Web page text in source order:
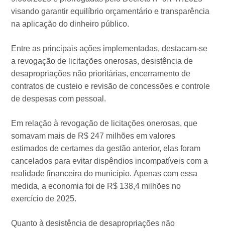
visando garantir equilíbrio orçamentário e transparência
na aplicação do dinheiro público.
Entre as principais ações implementadas, destacam-se
a revogação de licitações onerosas, desistência de
desapropriações não prioritárias, encerramento de
contratos de custeio e revisão de concessões e controle
de despesas com pessoal.
Em relação à revogação de licitações onerosas, que
somavam mais de R$ 247 milhões em valores
estimados de certames da gestão anterior, elas foram
cancelados para evitar dispêndios incompatíveis com a
realidade financeira do município. Apenas com essa
medida, a economia foi de R$ 138,4 milhões no
exercício de 2025.
Quanto à desistência de desapropriações não